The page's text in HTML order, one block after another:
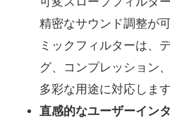
精密なサウンド調整が
ミックフィルターは、
グ、コンプレッション
多彩な用途に対応します
直感的なユーザーイン